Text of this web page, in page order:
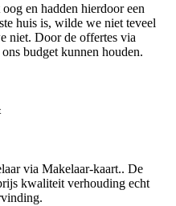
en hadden hierdoor een
huis is, wilde we niet teveel
niet. Door de offertes via
budget kunnen houden.
via Makelaar-kaart.. De
kwaliteit verhouding echt